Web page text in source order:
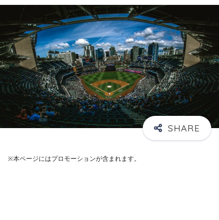
※本ページにはプロモーションが含まれます。